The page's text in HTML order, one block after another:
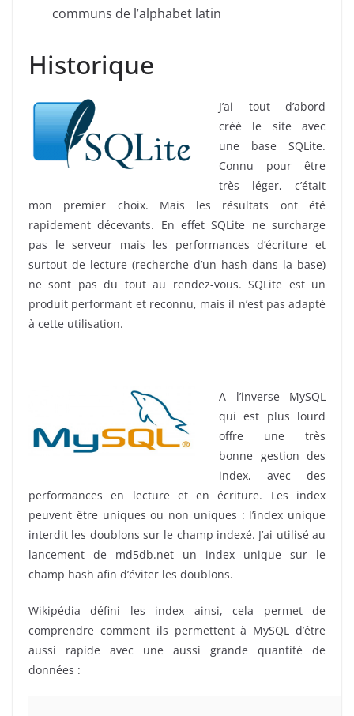
communs de l’alphabet latin
Historique
J’ai tout d’abord
créé le site avec
une base SQLite.
Connu pour être
très léger, c’était
mon premier choix. Mais les résultats ont été
rapidement décevants. En effet SQLite ne surcharge
pas le serveur mais les performances d’écriture et
surtout de lecture (recherche d’un hash dans la base)
ne sont pas du tout au rendez-vous. SQLite est un
produit performant et reconnu, mais il n’est pas adapté
à cette utilisation.
A l’inverse MySQL
qui est plus lourd
offre une très
bonne gestion des
index, avec des
performances en lecture et en écriture. Les index
peuvent être uniques ou non uniques : l’index unique
interdit les doublons sur le champ indexé. J’ai utilisé au
lancement de md5db.net un index unique sur le
champ hash afin d’éviter les doublons.
Wikipédia défini les index ainsi, cela permet de
comprendre comment ils permettent à MySQL d’être
aussi rapide avec une aussi grande quantité de
données :